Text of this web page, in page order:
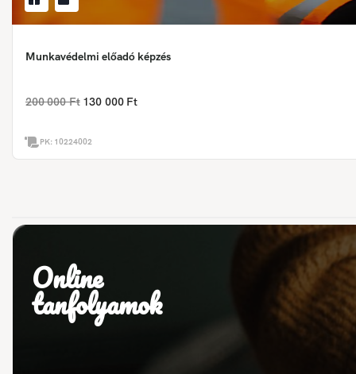
Munkavédelmi előadó képzés
200 000 Ft 130 000 Ft
PK: 10224002
Online
tanfolyamok